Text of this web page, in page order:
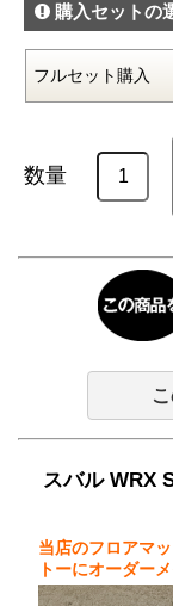
購入セットの
数量
スバル WRX
当店のフロアマ
トーにオーダー